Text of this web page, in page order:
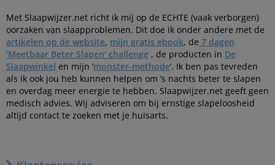
Met Slaapwijzer.net richt ik mij op de ECHTE (vaak verborgen)
oorzaken van slaapproblemen. Dit doe ik onder andere met de
artikelen op de website, mijn gratis ebook, de 7 dagen
‘Meetbaar Beter Slapen’ challenge , de producten in De
Slaapwinkel en mijn ‘monster-methode‘. Ik ben pas tevreden
als ik ook jou heb kunnen helpen om ’s nachts beter te slapen
en overdag meer energie te hebben. Slaapwijzer.net geeft geen
medisch advies. Wij adviseren om bij ernstige slapeloosheid
altijd contact te zoeken met je huisarts.